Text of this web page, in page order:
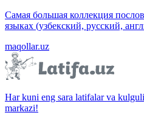
Самая большая коллекция
языках (узбекский, русский,
maqollar.uz
Har kuni eng sara latifalar va
markazi!